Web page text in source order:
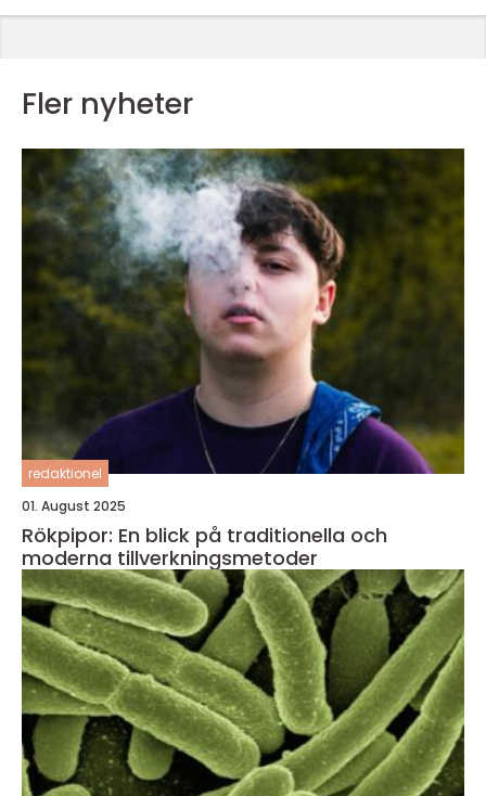
Fler nyheter
redaktionel
01. August 2025
Rökpipor: En blick på traditionella och
moderna tillverkningsmetoder